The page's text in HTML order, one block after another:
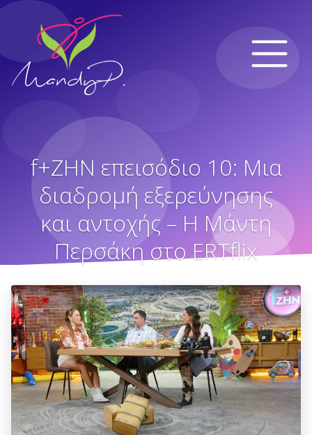
f+ΖΗΝ επεισόδιο 10: Μια
διαδρομή εξερεύνησης
και αντοχής – Η Μάντη
Περσάκη στο ERTflix